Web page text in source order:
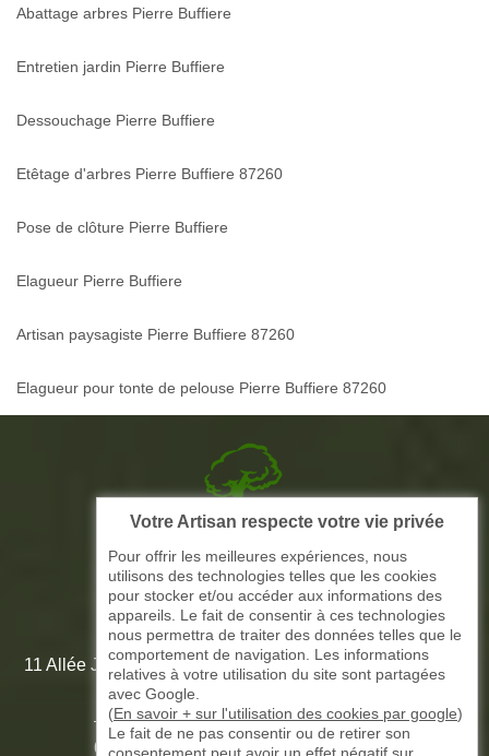
Abattage arbres Pierre Buffiere
Entretien jardin Pierre Buffiere
Dessouchage Pierre Buffiere
Etêtage d'arbres Pierre Buffiere 87260
Pose de clôture Pierre Buffiere
Elagueur Pierre Buffiere
Artisan paysagiste Pierre Buffiere 87260
Elagueur pour tonte de pelouse Pierre Buffiere 87260
Picque elagage 87
ARTISAN ELAGAGE ET PAYSAGISTE
11 Allée Jean-Marie Amédée Paroutaud 87000 Limoges -
87 Haute Vienne
05 33 06 15 58 - 07 51 61 73 31
Votre Artisan respecte votre vie privée
Pour offrir les meilleures expériences, nous
utilisons des technologies telles que les cookies
pour stocker et/ou accéder aux informations des
appareils. Le fait de consentir à ces technologies
nous permettra de traiter des données telles que le
comportement de navigation. Les informations
relatives à votre utilisation du site sont partagées
avec Google.
(En savoir + sur l'utilisation des cookies par google)
Le fait de ne pas consentir ou de retirer son